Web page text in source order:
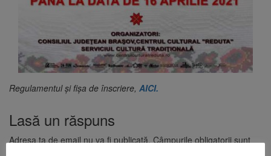
Regulamentul și fișa de înscriere, AICI.
Lasă un răspuns
Adresa ta de email nu va fi publicată. Câmpurile obligatorii sunt